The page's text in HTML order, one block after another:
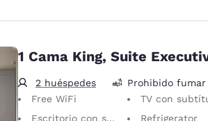
1 Cama King, Suite
2 huéspedes
Prohibido fumar
Free WiFi
TV con
Escritorio con silla ergonómica
Refrigerator